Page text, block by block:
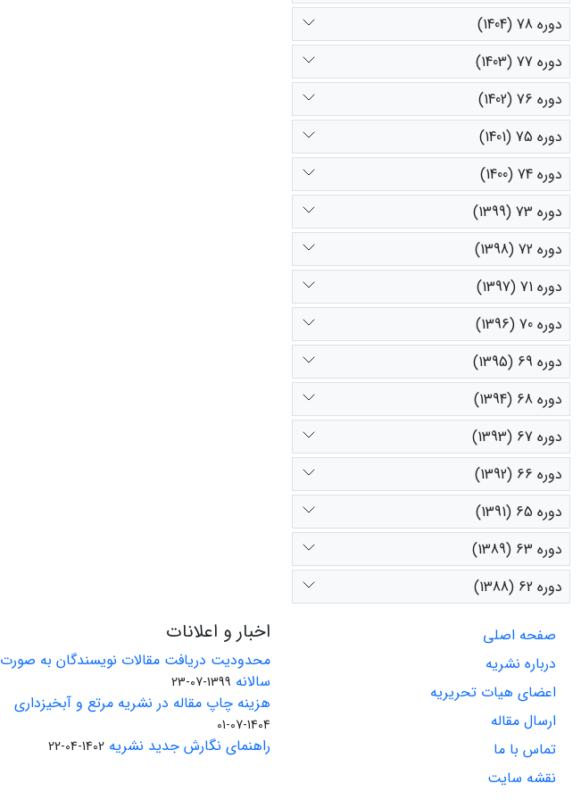
دوره 78 (1404)
دوره 77 (1403)
دوره 76 (1402)
دوره 75 (1401)
دوره 74 (1400)
دوره 73 (1399)
دوره 72 (1398)
دوره 71 (1397)
دوره 70 (1396)
دوره 69 (1395)
دوره 68 (1394)
دوره 67 (1393)
دوره 66 (1392)
دوره 65 (1391)
دوره 63 (1389)
دوره 62 (1388)
صفحه اصلی
درباره نشریه
اعضای هیات تحریریه
ارسال مقاله
تماس با ما
نقشه سایت
اخبار و اعلانات
محدودیت دریافت مقالات نویسندگان به صورت
سالانه 1399-07-23
هزینه چاپ مقاله در نشریه مرتع و آبخیزداری
1404-07-01
راهنمای نگارش جدید نشریه 1402-04-22